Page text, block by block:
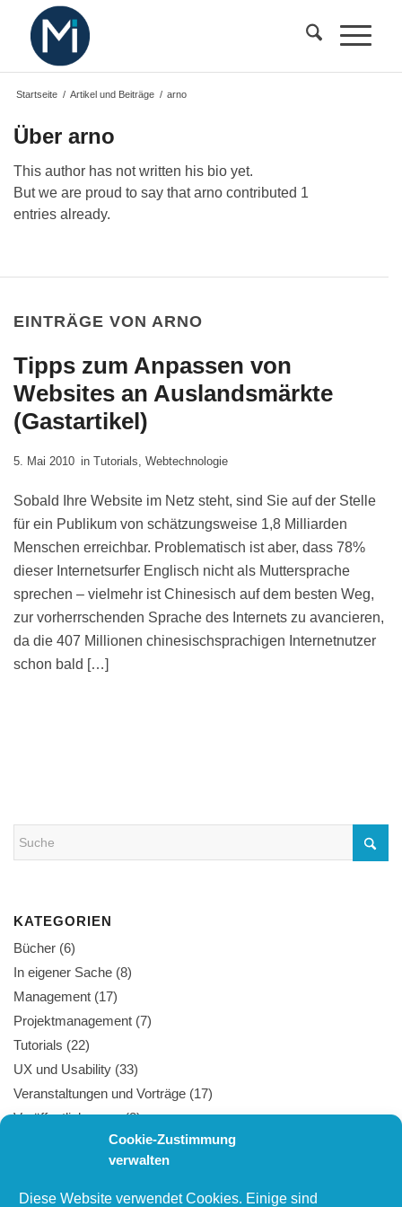
Cookie-Zustimmung
verwalten
Diese Website verwendet Cookies. Einige sind
Startseite / Artikel und Beiträge / arno
Über arno
This author has not written his bio yet.
But we are proud to say thatarno contributed 1
entries already.
EINTRÄGE VON ARNO
Tipps zum Anpassen von
Websites an Auslandsmärkte
(Gastartikel)
5. Mai 2010 in Tutorials, Webtechnologie
Sobald Ihre Website im Netz steht, sind Sie auf der Stelle
für ein Publikum von schätzungsweise 1,8 Milliarden
Menschen erreichbar. Problematisch ist aber, dass 78%
dieser Internetsurfer Englisch nicht als Muttersprache
sprechen – vielmehr ist Chinesisch auf dem besten Weg,
zur vorherrschenden Sprache des Internets zu avancieren,
da die 407 Millionen chinesischsprachigen Internetnutzer
schon bald […]
KATEGORIEN
Bücher (6)
In eigener Sache (8)
Management (17)
Projektmanagement (7)
Tutorials (22)
UX und Usability (33)
Veranstaltungen und Vorträge (17)
Veröffentlichungen(8)
(27)